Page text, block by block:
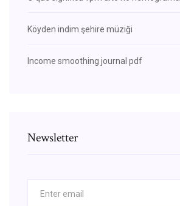
Köyden indim şehire müziği
Income smoothing journal pdf
Newsletter